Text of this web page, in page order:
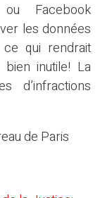
Facebook
les données
ce qui rendrait
inutile! La
d’infractions
de Paris